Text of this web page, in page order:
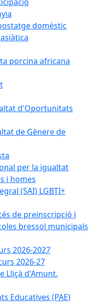
domèstic
porcina africana
d'Oportunitats
de Gènere de
per la igualtat
i homes
(SAI) LGBTI+
de preinscripció i
bressol municipals
2026-2027
2026-27
Lliçà d'Amunt.
Educatives (PAE)